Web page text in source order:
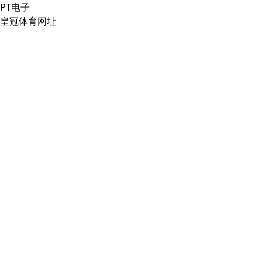
PT电子
皇冠体育网址